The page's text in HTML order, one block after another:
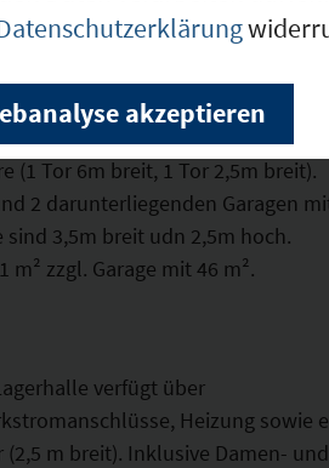
über Druckluftversorgung sowie
Heizung. Des Weiteren Damen-
Pausenraum mit Kleinküche.
über Späne-Absauganlagen. 1
(1 Tor 6m breit, 1 Tor 2,5m breit).
2 darunterliegenden Garagen
sind 3,5m breit udn 2,5m hoch.
m² zzgl. Garage mit 46 m².
verfügt über
Heizung sowie
m breit). Inklusive Damen- und
akzeptieren